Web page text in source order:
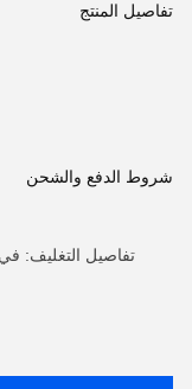
تفاصيل المنتج
شروط الدفع والشحن
تفاصيل التغليف: في